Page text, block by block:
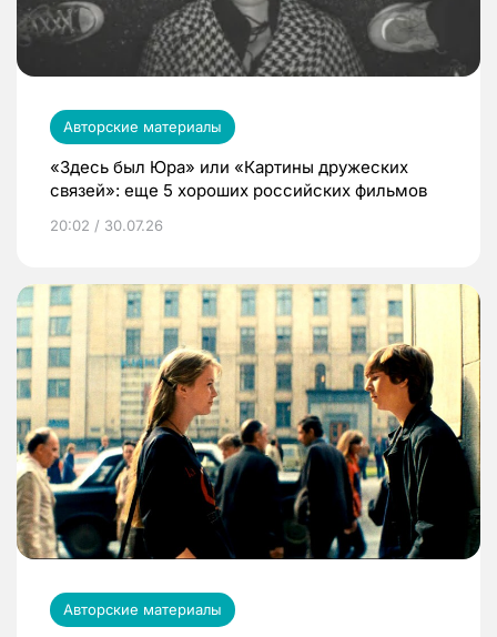
Авторские материалы
«Здесь был Юра» или «Картины дружеских
связей»: еще 5 хороших российских фильмов
20:02 / 30.07.26
Авторские материалы